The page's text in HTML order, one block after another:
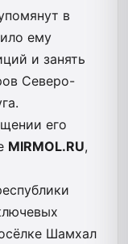
в
ему
и занять
Северо-
его
MIRMOL.RU,
Шамхал